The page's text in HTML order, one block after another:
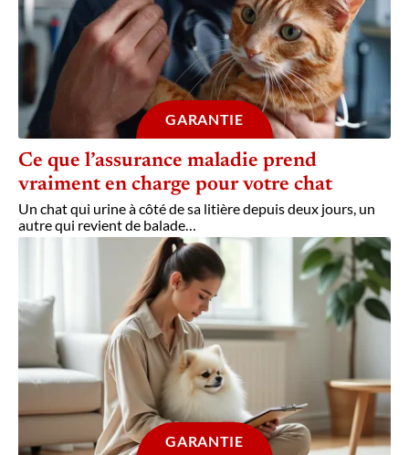
GARANTIE
Ce que l’assurance maladie prend
vraiment en charge pour votre chat
Un chat qui urine à côté de sa litière depuis deux jours, un
autre qui revient de balade…
GARANTIE